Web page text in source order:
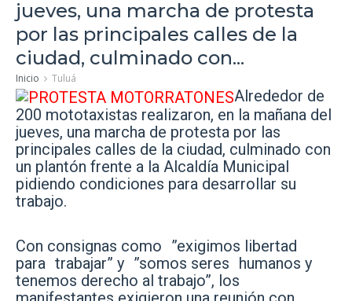
jueves, una marcha de protesta
por las principales calles de la
ciudad, culminado con...
Inicio Tuluá
Alrededor de
200 mototaxistas realizaron, en la mañana del
jueves, una marcha de protesta por las
principales calles de la ciudad, culminado con
un plantón frente a la Alcaldía Municipal
pidiendo condiciones para desarrollar su
trabajo.
Con consignas como ”exigimos libertad
para trabajar” y ”somos seres humanos y
tenemos derecho al trabajo”, los